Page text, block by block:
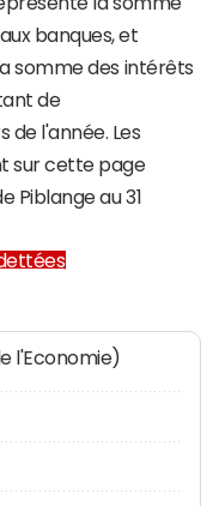
banques, et
somme des intérêts
de
de l'année. Les
sur cette page
Piblange au 31
l'Economie)